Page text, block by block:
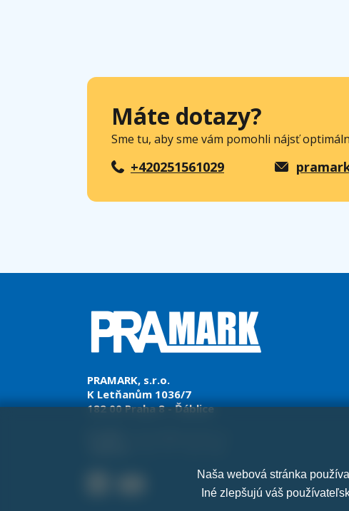
Máte dotazy?
Sme tu, aby sme vám pomohli nájsť
+420251561029
PRAMARK, s.r.o.
K Letňanům 1036/7
182 00 Praha 8 - Ďáblice
Naša webová stránka
Iné zlepšujú váš